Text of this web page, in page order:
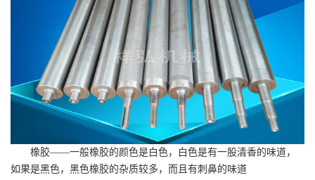
橡胶——一般橡胶的颜色是白色，白色是有一股清香的味道，
如果是黑色，黑色橡胶的杂质较多，而且有刺鼻的味道